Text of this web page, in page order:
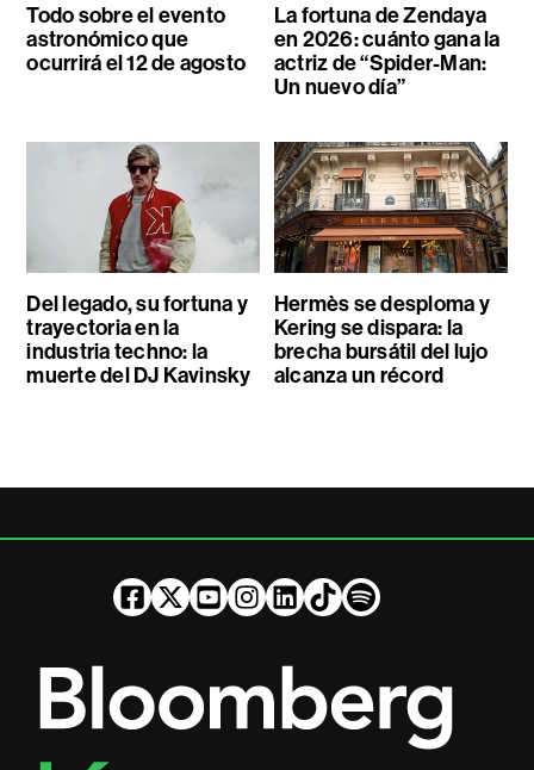
Todo sobre el evento
astronómico que
ocurrirá el 12 de agosto
La fortuna de Zendaya
en 2026: cuánto gana la
actriz de “Spider-Man:
Un nuevo día”
Del legado, su fortuna y
trayectoria en la
industria techno: la
muerte del DJ Kavinsky
Hermès se desploma y
Kering se dispara: la
brecha bursátil del lujo
alcanza un récord